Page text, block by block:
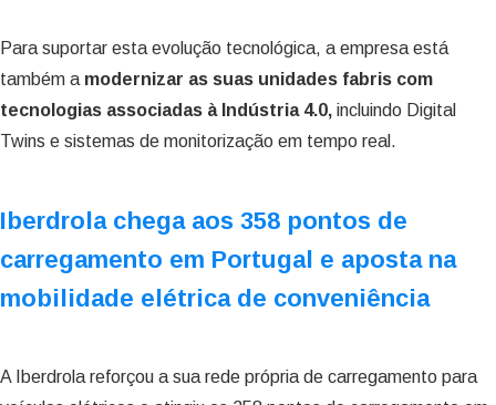
Para suportar esta evolução tecnológica, a empresa está
também a modernizar as suas unidades fabris com
tecnologias associadas à Indústria 4.0, incluindo Digital
Twins e sistemas de monitorização em tempo real.
Iberdrola chega aos 358 pontos de
carregamento em Portugal e aposta na
mobilidade elétrica de conveniência
A Iberdrola reforçou a sua rede própria de carregamento para